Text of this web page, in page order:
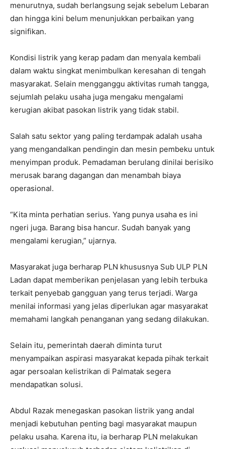
menurutnya, sudah berlangsung sejak sebelum Lebaran
dan hingga kini belum menunjukkan perbaikan yang
signifikan.
Kondisi listrik yang kerap padam dan menyala kembali
dalam waktu singkat menimbulkan keresahan di tengah
masyarakat. Selain mengganggu aktivitas rumah tangga,
sejumlah pelaku usaha juga mengaku mengalami
kerugian akibat pasokan listrik yang tidak stabil.
Salah satu sektor yang paling terdampak adalah usaha
yang mengandalkan pendingin dan mesin pembeku untuk
menyimpan produk. Pemadaman berulang dinilai berisiko
merusak barang dagangan dan menambah biaya
operasional.
“Kita minta perhatian serius. Yang punya usaha es ini
ngeri juga. Barang bisa hancur. Sudah banyak yang
mengalami kerugian,” ujarnya.
Masyarakat juga berharap PLN khususnya Sub ULP PLN
Ladan dapat memberikan penjelasan yang lebih terbuka
terkait penyebab gangguan yang terus terjadi. Warga
menilai informasi yang jelas diperlukan agar masyarakat
memahami langkah penanganan yang sedang dilakukan.
Selain itu, pemerintah daerah diminta turut
menyampaikan aspirasi masyarakat kepada pihak terkait
agar persoalan kelistrikan di Palmatak segera
mendapatkan solusi.
Abdul Razak menegaskan pasokan listrik yang andal
menjadi kebutuhan penting bagi masyarakat maupun
pelaku usaha. Karena itu, ia berharap PLN melakukan